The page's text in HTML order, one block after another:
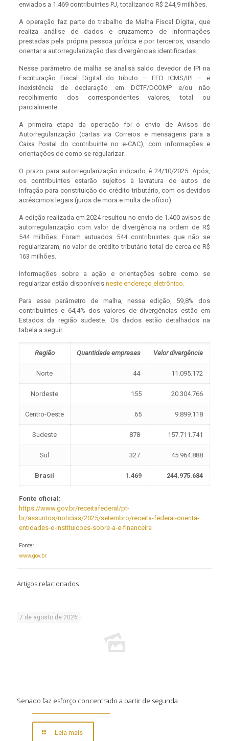
enviados a 1.469 contribuintes PJ, totalizando R$ 244,9 milhões.
A operação faz parte do trabalho de Malha Fiscal Digital, que
realiza análise de dados e cruzamento de informações
prestadas pela própria pessoa jurídica e por terceiros, visando
orientar a autorregularização das divergências identificadas.
Nesse parâmetro de malha se analisa saldo devedor de IPI na
Escrituração Fiscal Digital do tributo – EFD ICMS/IPI – e
inexistência de declaração em DCTF/DCOMP e/ou não
recolhimento dos correspondentes valores, total ou
parcialmente.
A primeira etapa da operação foi o envio de Avisos de
Autorregularização (cartas via Correios e mensagens para a
Caixa Postal do contribuinte no e-CAC), com informações e
orientações de como se regularizar.
O prazo para autorregularização indicado é 24/10/2025. Após,
os contribuintes estarão sujeitos à lavratura de autos de
infração para constituição do crédito tributário, com os devidos
acréscimos legais (juros de mora e multa de ofício).
A edição realizada em 2024 resultou no envio de 1.400 avisos de
autorregularização com valor de divergência na ordem de R$
544 milhões. Foram autuados 544 contribuintes que não se
regularizaram, no valor de crédito tributário total de cerca de R$
163 milhões.
Informações sobre a ação e orientações sobre como se
regularizar estão disponíveis neste endereço eletrônico.
Para esse parâmetro de malha, nessa edição, 59,8% dos
contribuintes e 64,4% dos valores de divergências estão em
Estados da região sudeste. Os dados estão detalhados na
tabela a seguir.
Região Quantidade empresas Valor divergência
Norte 44 11.095.172
Nordeste 155 20.304.766
Centro-Oeste 65 9.899.118
Sudeste 878 157.711.741
Sul 327 45.964.888
Brasil 1.469 244.975.684
Fonte oficial:
https://www.gov.br/receitafederal/pt-
br/assuntos/noticias/2025/setembro/receita-federal-orienta-
entidades-e-instituicoes-sobre-a-e-financeira
Fonte:
www.gov.br
Artigos relacionados
7 de agosto de 2026
Senado faz esforço concentrado a partir de segunda
Leia mais